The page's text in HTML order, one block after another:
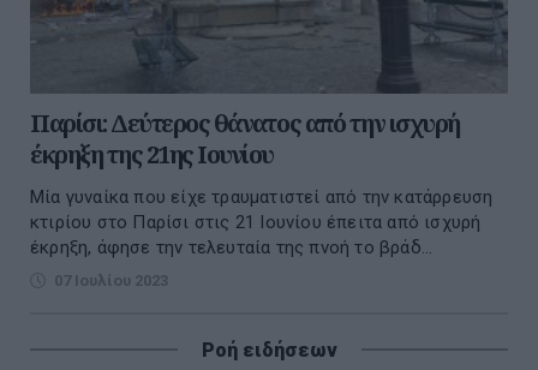
Παρίσι: Δεύτερος θάνατος από την ισχυρή
έκρηξη της 21ης Ιουνίου
Μία γυναίκα που είχε τραυματιστεί από την κατάρρευση
κτιρίου στο Παρίσι στις 21 Ιουνίου έπειτα από ισχυρή
έκρηξη, άφησε την τελευταία της πνοή το βράδ...
07 Ιουλίου 2023
Ροή ειδήσεων